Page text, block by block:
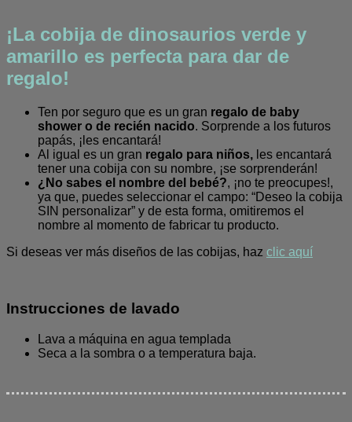
¡La cobija de dinosaurios verde y
amarillo es perfecta para dar de
regalo!
Ten por seguro que es un gran regalo de baby
shower o de recién nacido. Sorprende a los futuros
papás, ¡les encantará!
Al igual es un gran regalo para niños, les encantará
tener una cobija con su nombre, ¡se sorprenderán!
¿No sabes el nombre del bebé?, ¡no te preocupes!,
ya que, puedes seleccionar el campo: “Deseo la cobija
SIN personalizar” y de esta forma, omitiremos el
nombre al momento de fabricar tu producto.
Si deseas ver más diseños de las cobijas, haz clic aquí
Instrucciones de lavado
Lava a máquina en agua templada
Seca a la sombra o a temperatura baja.